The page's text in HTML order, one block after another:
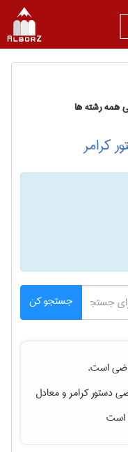
همه رشته ها
کرامر
جستجو کن
است.
دستور کرامرو معادل
است